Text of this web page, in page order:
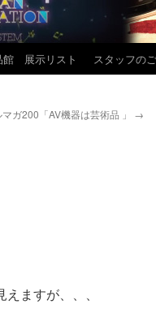
館 展示リスト スタッフの
ガ200「AV機器は芸術品 」 →
ますが、、、